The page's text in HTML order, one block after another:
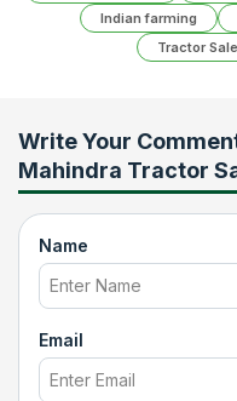
Indian farming
Tractor
Write Your
Mahindra Tractor
Name
Email